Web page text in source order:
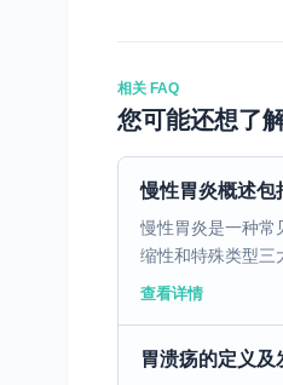
相关 FAQ
您可能还想了
慢性胃炎概述包
慢性胃炎是一种常
缩性和特殊类型三
查看详情
胃溃疡的定义及